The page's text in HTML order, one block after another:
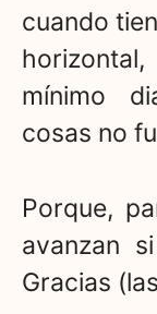
cuando
mínimo
cosas no
Porque,
avanzan
Gracias